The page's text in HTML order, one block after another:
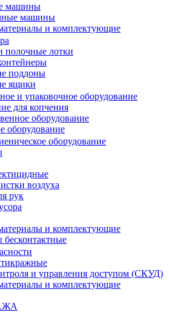
машины
машины
и комплектующие
полочные лотки
поддоны
ящики
и упаковочное оборудование
для копчения
оборудование
оборудование
оборудование
воздуха
рук
и комплектующие
и управления доступом (СКУД)
и комплектующие